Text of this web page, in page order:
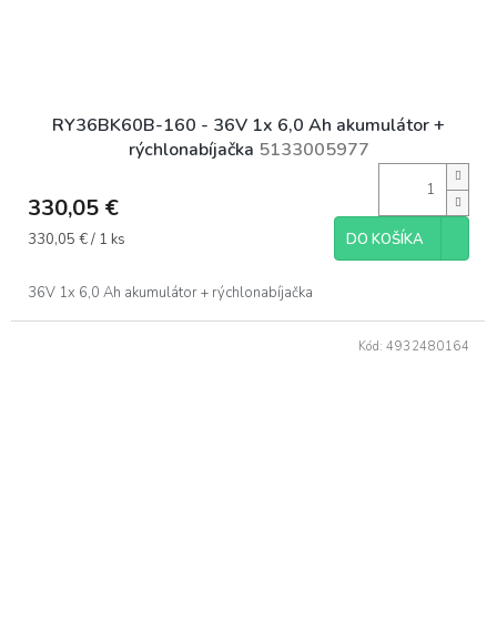
RY36BK60B-160 - 36V 1x 6,0 Ah akumulátor +
rýchlonabíjačka 5133005977
330,05 €
Jednotková
330,05 € / 1 ks DO KOŠÍKA
36V 1x 6,0 Ah akumulátor + rýchlonabíjačka
Kód: 4932480164